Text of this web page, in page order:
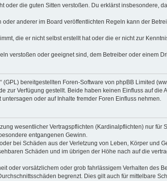
die guten Sitten verstoßen. Du erklärst insbesondere,
anderer im Board veröffentlichten Regeln kann der
die er nicht selbst erstellt hat oder die er nicht zur
verstoßen oder geeignet sind, dem Betreiber oder einem
“ (GPL) bereitgestellten Foren-Software von phpBB Limited
Verfügung gestellt. Beide haben keinen Einfluss auf die
oder auf Inhalte fremder Foren Einfluss nehmen.
wesentlicher Vertragspflichten (Kardinalpflichten) nur für
entgangenen Gewinn.
bei Schäden aus der Verletzung von Leben, Körper und
Schäden und im übrigen der Höhe nach auf die
oder vorsätzlichem oder grob fahrlässigem Verhalten des
begrenzt. Dies gilt auch für mittelbare